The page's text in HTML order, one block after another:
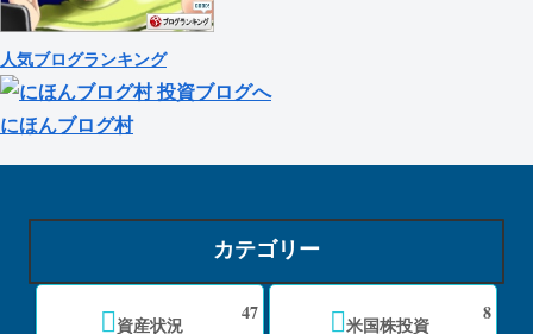
人気ブログランキング
にほんブログ村
カテゴリー
資産状況
47
米国株投資
8